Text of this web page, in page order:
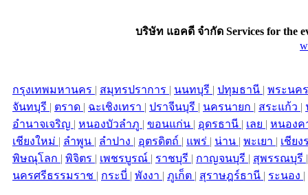
บริษัท แอคดี จำกัด Services for the
กรุงเทพมหานคร | สมุทรปราการ | นนทบุรี | ปทุมธานี | พระนค
จันทบุรี | ตราด | ฉะเชิงเทรา | ปราจีนบุรี | นครนายก | สระแก้ว |
อำนาจเจริญ | หนองบัวลำภู | ขอนแก่น | อุดรธานี | เลย | หนอง
เชียงใหม่ | ลำพูน | ลำปาง | อุตรดิตถ์ | แพร่ | น่าน | พะเยา | เชีย
พิษณุโลก | พิจิตร | เพชรบูรณ์ | ราชบุรี | กาญจนบุรี | สุพรรณบุรี
นครศรีธรรมราช | กระบี่ | พังงา | ภูเก็ต | สุราษฎร์ธานี | ระนอง |